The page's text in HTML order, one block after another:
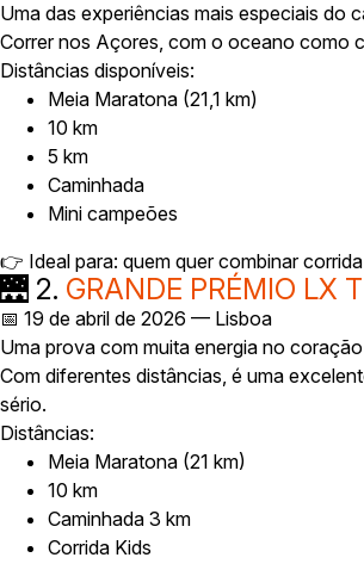
Uma das experiências mais especiais do
Correr nos Açores, com o oceano como
Distâncias disponíveis:
Meia Maratona (21,1 km)
10 km
5 km
Caminhada
Mini campeões
👉 Ideal para: quem quer combinar
🌉 2. GRANDE PRÉMIO LX
📅 19 de abril de 2026 — Lisboa
Uma prova com muita energia no
Com diferentes distâncias, é uma
sério.
Distâncias:
Meia Maratona (21 km)
10 km
Caminhada 3 km
Corrida Kids